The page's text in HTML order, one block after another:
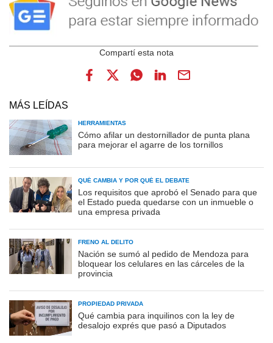
MÁS LEÍDAS
HERRAMIENTAS
Cómo afilar un destornillador de punta plana
para mejorar el agarre de los tornillos
QUÉ CAMBIA Y POR QUÉ EL DEBATE
Los requisitos que aprobó el Senado para que
el Estado pueda quedarse con un inmueble o
una empresa privada
FRENO AL DELITO
Nación se sumó al pedido de Mendoza para
bloquear los celulares en las cárceles de la
provincia
PROPIEDAD PRIVADA
Qué cambia para inquilinos con la ley de
desalojo exprés que pasó a Diputados